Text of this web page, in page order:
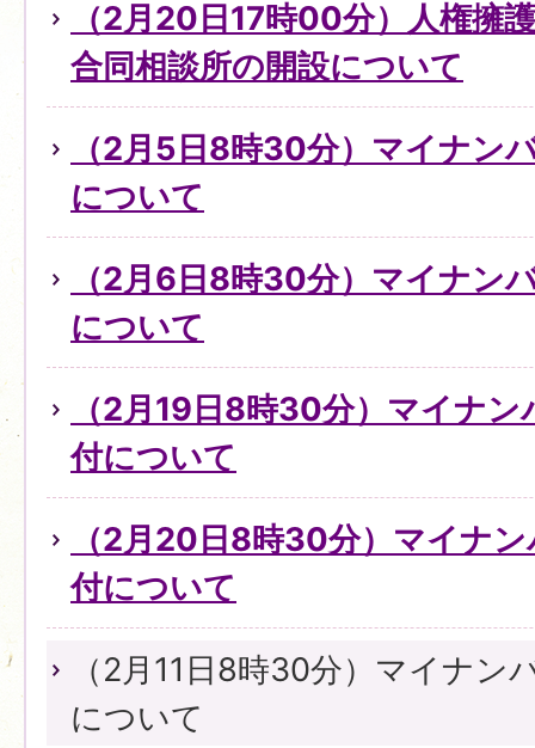
（2月20日17時00分）人権擁
合同相談所の開設について
（2月5日8時30分）マイナン
について
（2月6日8時30分）マイナン
について
（2月19日8時30分）マイナ
付について
（2月20日8時30分）マイナ
付について
（2月11日8時30分）マイナン
について